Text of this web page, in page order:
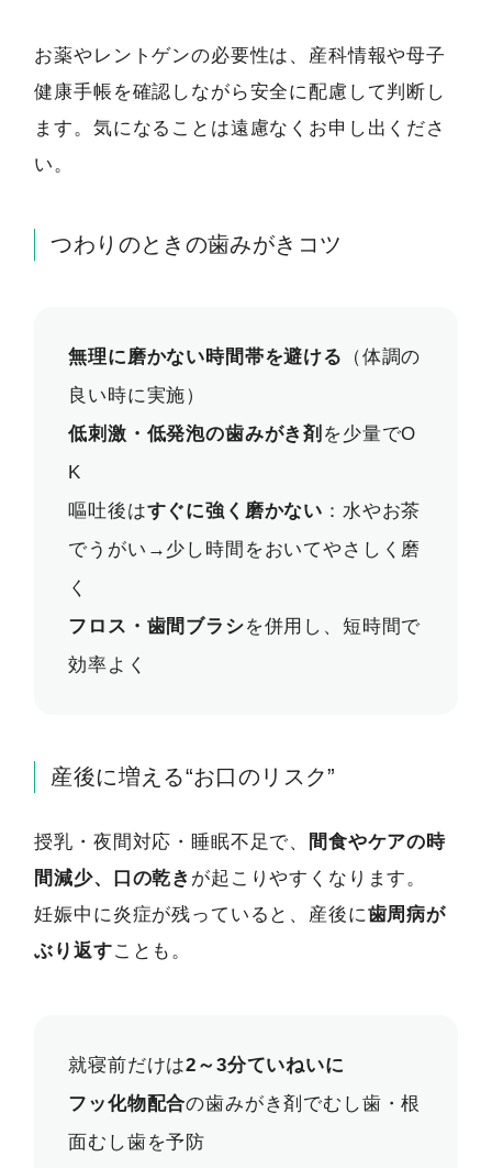
お薬やレントゲンの必要性は、産科情報や母子
健康手帳を確認しながら安全に配慮して判断し
ます。気になることは遠慮なくお申し出くださ
い。
つわりのときの歯みがきコツ
無理に磨かない時間帯を避ける
（体調の
良い時に実施）
低刺激・低発泡の歯みがき剤 を少量でO
K
嘔吐後はすぐに強く磨かない ：水やお茶
でうがい→少し時間をおいてやさしく磨
く
フロス・歯間ブラシを併用し、短時間で
効率よく
産後に増える“お口のリスク”
授乳・夜間対応・睡眠不足で、
間食やケアの時
間減少、口の乾き が起こりやすくなります。
妊娠中に炎症が残っていると、産後に歯周病が
ぶり返すことも。
就寝前だけは2～3分ていねいに
フッ化物配合の歯みがき剤でむし歯・根
面むし歯を予防